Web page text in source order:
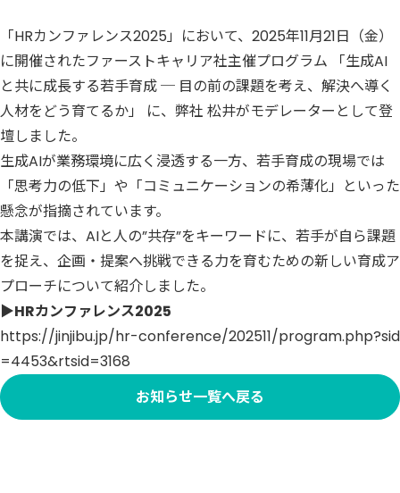
「HRカンファレンス2025」において、2025年11月21日（金）
に開催されたファーストキャリア社主催プログラム 「生成AI
と共に成長する若手育成 ─ 目の前の課題を考え、解決へ導く
人材をどう育てるか」 に、弊社 松井がモデレーターとして登
壇しました。
生成AIが業務環境に広く浸透する一方、若手育成の現場では
「思考力の低下」や「コミュニケーションの希薄化」といった
懸念が指摘されています。
本講演では、AIと人の”共存”をキーワードに、若手が自ら課題
を捉え、企画・提案へ挑戦できる力を育むための新しい育成ア
プローチについて紹介しました。
▶HRカンファレンス2025
https://jinjibu.jp/hr-conference/202511/program.php?sid
=4453&rtsid=3168
お知らせ一覧へ戻る